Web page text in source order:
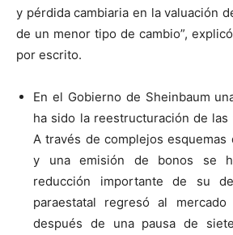
y pérdida cambiaria en la valuación
de un menor tipo de cambio”,
por escrito.
En el Gobierno de Sheinbaum
ha sido la reestructuración de las
A través de complejos esquemas
y una emisión de bonos se
reducción importante de su
paraestatal regresó al
después de una pausa de